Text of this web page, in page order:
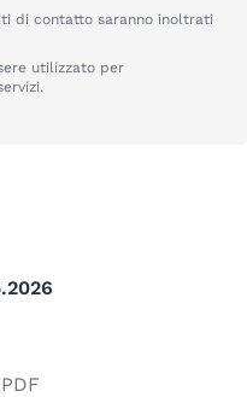
di contatto saranno inoltrati
utilizzato per